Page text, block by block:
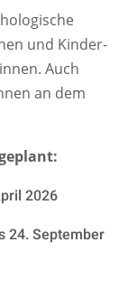
und Kinder-
Auch
an dem
2026
24. September